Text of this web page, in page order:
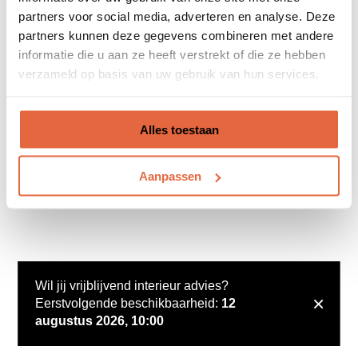
partners voor social media, adverteren en analyse. Deze
partners kunnen deze gegevens combineren met andere
informatie die u aan ze heeft verstrekt of die ze hebben
verzameld op basis van uw gebruik van hun services.
Alles toestaan
Aanpassen
Wil jij vrijblijvend interieur advies?
Eerstvolgende beschikbaarheid: 12
augustus 2026, 10:00
×